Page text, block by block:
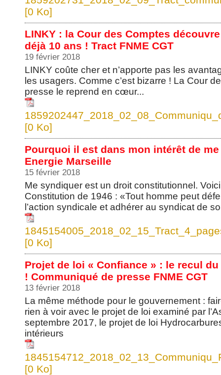
[0 Ko]
LINKY : la Cour des Comptes
déjà 10 ans ! Tract FNME CGT
19 février 2018
LINKY coûte cher et n’apporte pas les
les usagers. Comme c’est bizarre ! La Cour
presse le reprend en cœur...
[0 Ko]
Pourquoi il est dans mon intérêt de
Energie Marseille
15 février 2018
Me syndiquer est un droit constitutionnel.
Constitution de 1946 : «Tout homme peut
l’action syndicale et adhérer au syndicat de
[0 Ko]
Projet de loi « Confiance » : le recul
! Communiqué de presse FNME CGT
13 février 2018
La même méthode pour le gouvernement :
rien à voir avec le projet de loi examiné par
septembre 2017, le projet de loi
intérieurs
[0 Ko]